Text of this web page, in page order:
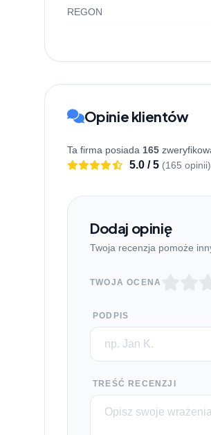
REGON
Opinie klientów
Ta firma posiada 165
5.0 / 5 (165 opinii)
Dodaj opinię
Twoja recenzja pomoże
TWOJA OCENA
PODPIS
TREŚĆ RECENZJI